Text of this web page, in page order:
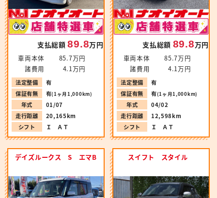
支払総額89.8万円
車両本体
85.7万円
諸費用
4.1万円
法定整備
有
保証有無
有(1ヶ月1,000km)
年式
01/07
走行距離
20,165km
シフト
Ｉ ＡＴ
支払総額 89.8万円
車両本体
85.7万円
諸費用
4.1万円
法定整備
有
保証有無
有(1ヶ月1,000km)
年式
04/02
走行距離
12,598km
シフト
Ｉ ＡＴ
デイズルークス S エマB スイフト スタイル